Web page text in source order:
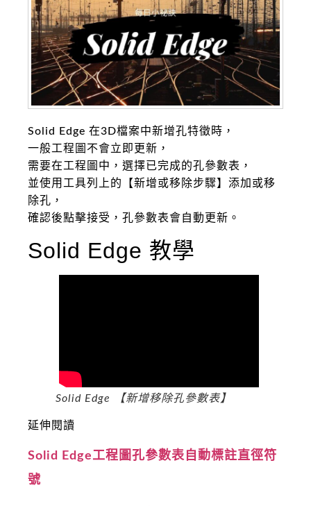
Solid Edge 在3D檔案中新增孔特徵時，
一般工程圖不會立即更新，
需要在工程圖中，選擇已完成的孔參數表，
並使用工具列上的【新增或移除步驟】添加或移
除孔，
確認後點擊接受，孔參數表會自動更新。
Solid Edge 教學
Solid Edge 【新增移除孔參數表】
延伸閱讀
Solid Edge工程圖孔參數表自動標註直徑符
號